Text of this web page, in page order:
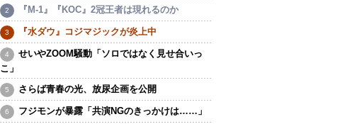
『M-1』『KOC』2冠王者は現れるのか
『水ダウ』コジマジックが炎上中
せいやZOOM騒動「ソロではなく見せ合いっ
こ」
さらば青春の光、放尿企画を公開
フジモンが暴露「共演NGのきっかけは……」